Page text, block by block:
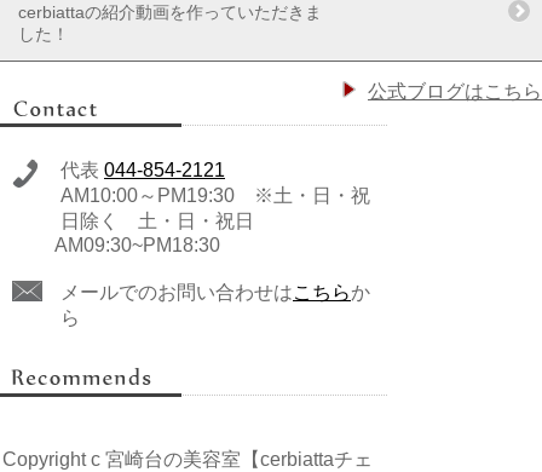
cerbiattaの紹介動画を作っていただきま
した！
公式ブログはこちら
代表 044-854-2121
AM10:00～PM19:30 ※土・日・祝
日除く 土・日・祝日
AM09:30~PM18:30
メールでのお問い合わせはこちらか
ら
Copyright c 宮崎台の美容室【cerbiattaチェ